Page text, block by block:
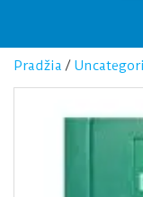
Pradžia /